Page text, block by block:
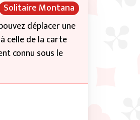
Solitaire Montana
déplacer une
celle de la carte
connu sous le